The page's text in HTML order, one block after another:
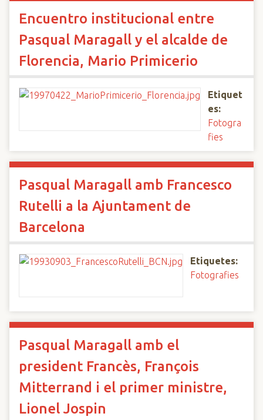
Encuentro institucional entre
Pasqual Maragall y el alcalde de
Florencia, Mario Primicerio
Etiquet
es:
Fotogra
fies
Pasqual Maragall amb Francesco
Rutelli a la Ajuntament de
Barcelona
Etiquetes:
Fotografies
Pasqual Maragall amb el
president Francès, François
Mitterrand i el primer ministre,
Lionel Jospin